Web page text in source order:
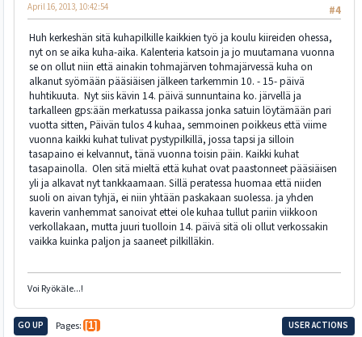
#4
April 16, 2013, 10:42:54
Huh kerkeshän sitä kuhapilkille kaikkien työ ja koulu kiireiden ohessa,
nyt on se aika kuha-aika. Kalenteria katsoin ja jo muutamana vuonna
se on ollut niin että ainakin tohmajärven tohmajärvessä kuha on
alkanut syömään pääsiäisen jälkeen tarkemmin 10. - 15- päivä
huhtikuuta. Nyt siis kävin 14. päivä sunnuntaina ko. järvellä ja
tarkalleen gps:ään merkatussa paikassa jonka satuin löytämään pari
vuotta sitten, Päivän tulos 4 kuhaa, semmoinen poikkeus että viime
vuonna kaikki kuhat tulivat pystypilkillä, jossa tapsi ja silloin
tasapaino ei kelvannut, tänä vuonna toisin päin. Kaikki kuhat
tasapainolla. Olen sitä mieltä että kuhat ovat paastonneet pääsiäisen
yli ja alkavat nyt tankkaamaan. Sillä peratessa huomaa että niiden
suoli on aivan tyhjä, ei niin yhtään paskakaan suolessa. ja yhden
kaverin vanhemmat sanoivat ettei ole kuhaa tullut pariin viikkoon
verkollakaan, mutta juuri tuolloin 14. päivä sitä oli ollut verkossakin
vaikka kuinka paljon ja saaneet pilkilläkin.
Voi Ryökäle...!
GO UP Pages 1 USER ACTIONS